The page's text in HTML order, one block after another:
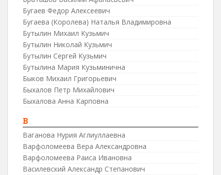
Бугаев Федор Алексеевич
Бугаева (Королева) Наталья Владимировна
Бутылин Михаил Кузьмич
Бутылин Николай Кузьмич
Бутылин Сергей Кузьмич
Бутылина Мария Кузьминична
Быков Михаил Григорьевич
Быхалов Петр Михайлович
Быхалова Анна Карповна
В
Ваганова Нурия Аглиуллаевна
Варфоломеева Вера Александровна
Варфоломеева Раиса Ивановна
Василевский Александр Степанович